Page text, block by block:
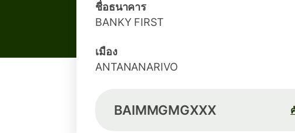
ชื่อธนาคาร
BANKY FIRST
เมือง
ANTANANARIVO
BAIMMGMGXXX